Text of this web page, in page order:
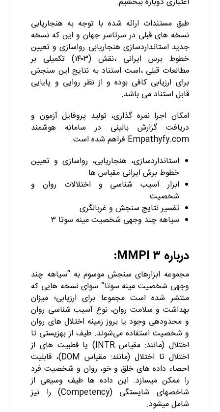
طبق مستندات ارائه شده با توجه به هنجاریابی
نسخه های قبلی در سرتاسر جهان و این که نسخه
جدید استانداردسازی هنجاریابی رواسازی و تعیین
خطوط برس ایرانی ،نقش (۱۴۰۳) تکمیلی بر
مطالعات قبلی ،است استناد به نتایج این سنجش
برای ارزیابی کافی بوده و از نظر روایی و پایایی
قابل استناد می باشد.
امکان اجرا نمره گذاری، تولید پروفایل آزمون و
دریافت گزارش بالینی در سامانه هوشمند
Empathyfy.com فراهم شده است.
استانداردسازی، هنجاریابی، رواسازی و تعیین
خطوط برش ایرانی مقیاس ها
ابزار آسیب شناسی و اختلالات روان و
شخصیت
تفسیر نتایج سنجش و غربالگری
سیاهه چند وجهی شخصیت مینه سوتا ۳
درباره ۳ MMPI:
مجموعه ابزارهای سنجش موسوم به “سیاهه چند
وجهی شخصیت مینه سوتا” سوای نسخه­ هایی که
منتشر شده است مجموعا برای ارزیابی؛ میزان
بهداشت و سلامت روان، نوع آسیب شناسی روان
و محدوده­ی وجود یا بروز زمینه اختلال­ های روان
و شخصیت استفاده می‌شوند. طیف از بهزیستی تا
اختلال (مانند: مقیاس INTR) یا قطبیت­ های از
اختلال تا اختلال (مانند: مقیاس DOM)، قابلیت
احصاء داده­ های خلق و خو، روان و شخصیت فرد
را ممکن می­سازد. این داده ­ها طیف وسیعی از
شاخص­های شایستگی (Competency) را نیز
شامل می­شود.